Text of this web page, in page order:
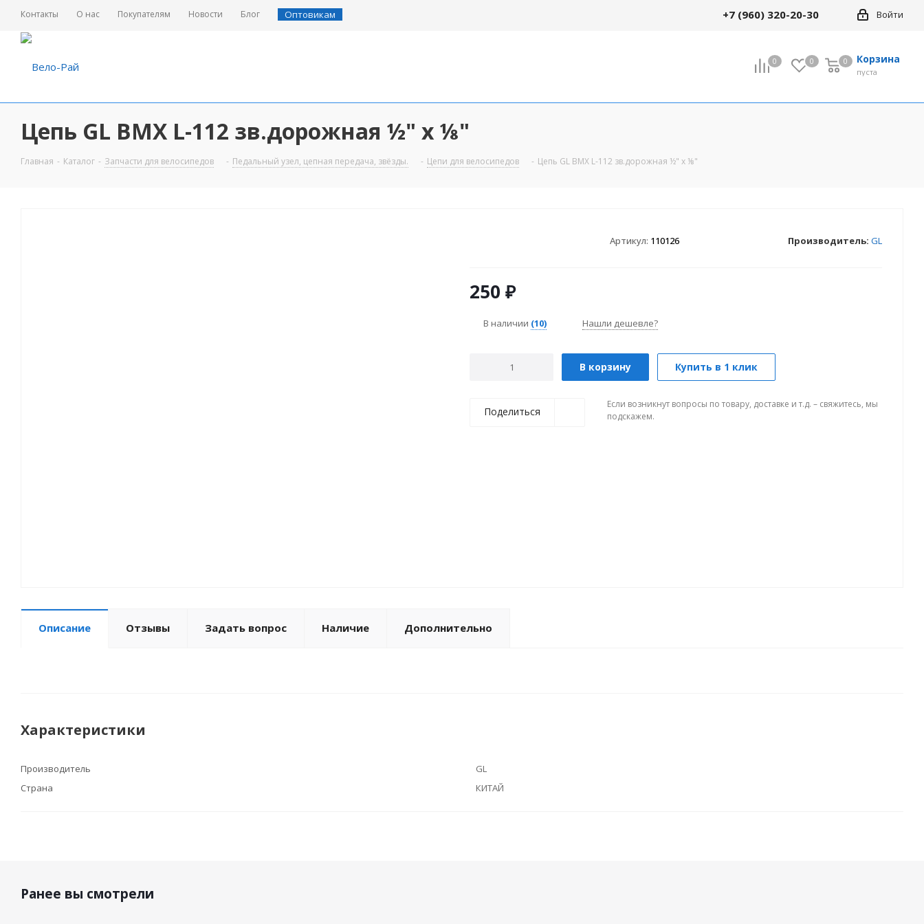
Контакты О нас Покупателям Новости Блог Оптовикам Войти
+7 (960) 320-20-30
0 0 Корзина
0
пуста
0
Цепь GL ВМХ L-112 зв.дорожная ½" х ⅛"
Главная - Каталог - Запчасти для велосипедов - Педальный узел, цепная передача, звёзды. - Цепи для велосипедов - Цепь GL ВМХ L-112 зв.дорожная ½" х ⅛"
Артикул: 110126 Производитель: GL
250 ₽
В наличии (10) Нашли дешевле?
В корзину Купить в 1 клик
Поделиться
Если возникнут вопросы по товару, доставке и т.д. – свяжитесь, мы
подскажем.
Описание Отзывы Задать вопрос Наличие Дополнительно
Характеристики
Производитель
GL
Страна
КИТАЙ
Ранее вы смотрели